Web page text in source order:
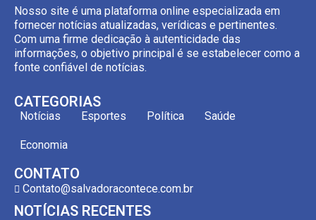
Nosso site é uma plataforma online especializada em
fornecer notícias atualizadas, verídicas e pertinentes.
Com uma firme dedicação à autenticidade das
informações, o objetivo principal é se estabelecer como a
fonte confiável de notícias.
CATEGORIAS
Notícias Esportes Política Saúde
Economia
CONTATO
Contato@salvadoracontece.com.br
NOTÍCIAS RECENTES